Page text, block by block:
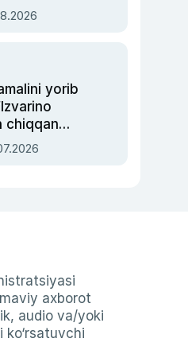
asrab
yorib
chiqqan
Ukraina
axborot
audio va/yoki